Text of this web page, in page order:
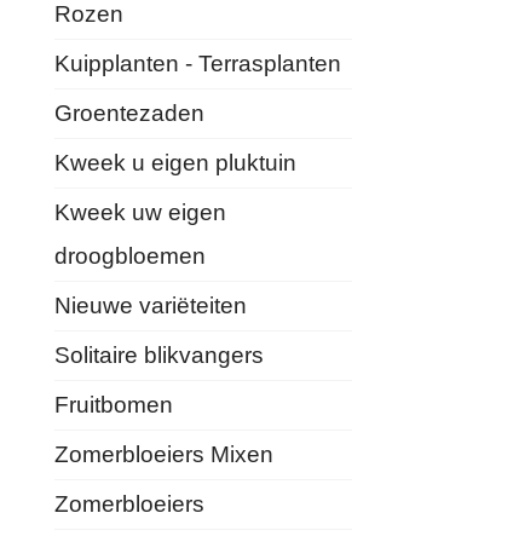
Rozen
Kuipplanten - Terrasplanten
Groentezaden
Kweek u eigen pluktuin
Kweek uw eigen
droogbloemen
Nieuwe variëteiten
Solitaire blikvangers
Fruitbomen
Zomerbloeiers Mixen
Zomerbloeiers